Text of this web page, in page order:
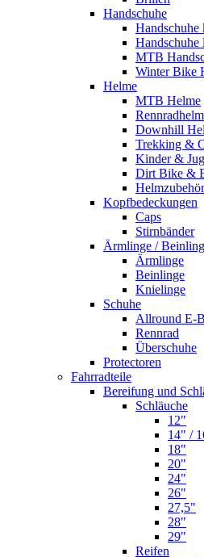
Handschuhe
Handschuhe
Handschuhe
MTB
Winter Bike
Helme
MTB Helme
Downhill
Trekking &
Kinder &
Dirt Bike &
Helmzubehör
Kopfbedeckungen
Caps
Stirnbänder
Ärmlinge /
Ärmlinge
Beinlinge
Knielinge
Schuhe
Allround E-
Rennrad
Überschuhe
Protectoren
Fahrradteile
Bereifung und
Schläuche
12"
14" /
18"
20"
24"
26"
27,5"
28"
29"
Reifen